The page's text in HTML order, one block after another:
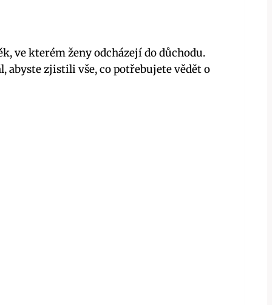
ve kterém ženy odcházejí do důchodu.
abyste zjistili vše, co potřebujete vědět o